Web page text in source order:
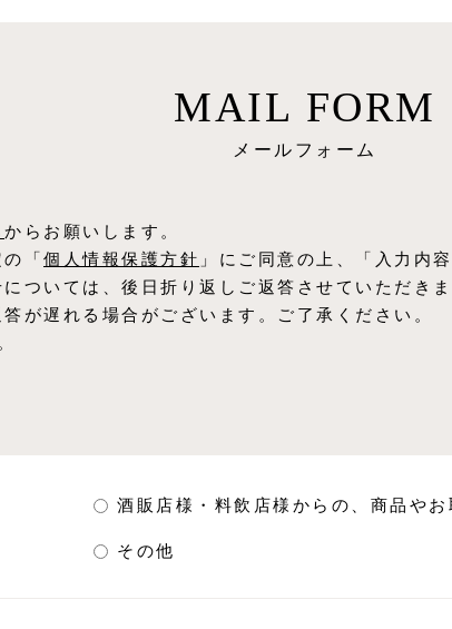
MAIL FORM
メールフォーム
からお願いします。
「個⼈情報保護⽅針 」にご同意の上、「入力内
ついては、後日折り返しご返答させていただきま
が遅れる場合がございます。ご了承ください。
酒販店様・料飲店様からの、商品や
その他